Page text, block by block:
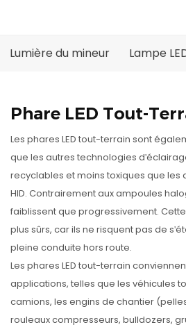
Lumière du mineur Lampe
Phare LED Tout-
Les phares LED tout-terrain sont
que les autres technologies
recyclables et moins toxiques que
HID. Contrairement aux ampoules
faiblissent que progressivement.
plus sûrs, car ils ne risquent pas de
pleine conduite hors route.
Les phares LED tout-terrain
applications, telles que les véhicules
camions, les engins de chantier
rouleaux compresseurs, bulldozers,